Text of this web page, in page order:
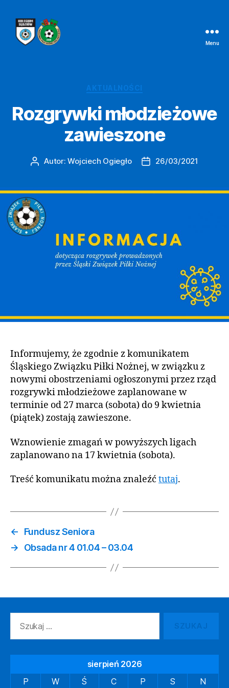
Menu
Kategorie
AKTUALNOŚCI
Rozgrywki młodzieżowe
zawieszone
AutorAutor:Wojciech Ogiegło
Data26/03/2021
Informujemy, że zgodnie z komunikatem
Śląskiego Związku Piłki Nożnej, w związku z
nowymi obostrzeniami ogłoszonymi przez rząd
rozgrywki młodzieżowe zaplanowane w
terminie od 27 marca (sobota) do 9 kwietnia
(piątek) zostają zawieszone.
Wznowienie zmagań w powyższych ligach
zaplanowano na 17 kwietnia (sobota).
Treść komunikatu można znaleźć tutaj.
←
Fundusz Seniora
→
Obsada nr 4 01.04 – 03.04
sierpień 2026
P
W Ś C P S N